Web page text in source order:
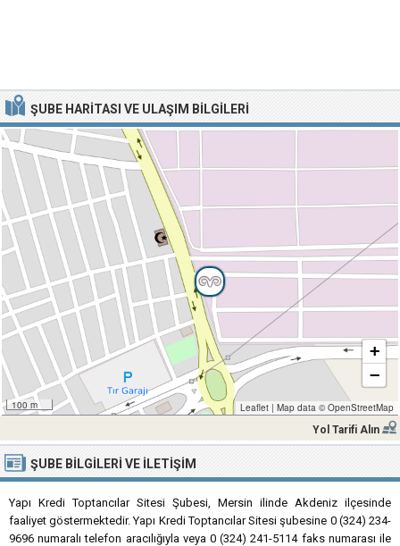
ŞUBE HARITASI VE ULAŞIM BILGILERI
100 m
+
−
Leaflet | Map data © OpenStreetMap
Yol Tarifi Alın
ŞUBE BILGILERI VE İLETIŞIM
Yapı Kredi Toptancılar Sitesi Şubesi, Mersin ilinde Akdeniz ilçesinde
faaliyet göstermektedir. Yapı Kredi Toptancılar Sitesi şubesine 0 (324) 234-
9696 numaralı telefon aracılığıyla veya 0 (324) 241-5114 faks numarası ile